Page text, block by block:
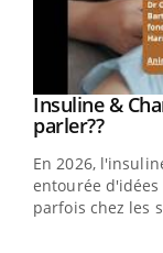
Youtube
Insuline &
parler??
En 2026,
entourée
parfois chez les